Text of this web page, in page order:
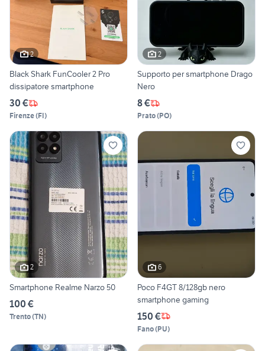
2
Black Shark FunCooler 2 Pro
dissipatore smartphone
30 €
Firenze(FI)
2
Supporto per smartphone Drago
Nero
8 €
Prato(PO)
2
Smartphone Realme Narzo 50
100 €
Trento(TN)
6
Poco F4GT 8/128gb nero
smartphone gaming
150 €
Fano(PU)